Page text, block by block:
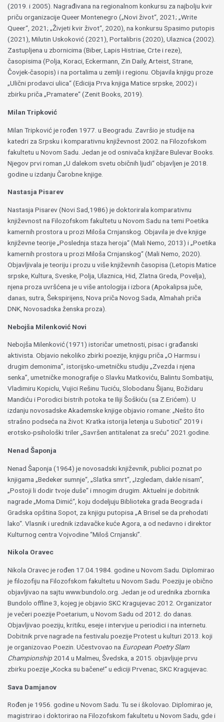
(2019. i 2005). Nagrađivana na regionalnom konkursu za najbolju kvir
priču organizacije Queer Montenegro („Novi život“, 2021; „Write
Queer“, 2021; „Živjeti kvir život“, 2020), na konkursu Spasimo putopis
(2021), Milutin Uskoković (2021), Portalibris (2020), Ulaznica (2002).
Zastupljena u zbornicima (Biber, Lapis Histriae, Crte i reze),
časopisima (Polja, Koraci, Eckermann, Zin Daily, Arteist, Strane,
Čovjek-časopis) i na portalima u zemlji i regionu. Objavila knjigu proze
„Ulični prodavci ulica“ (Edicija Prva knjiga Matice srpske, 2002) i
zbirku priča „Pramatere“ (Zenit Books, 2019).
Milan Tripković
Milan Tripković je rođen 1977. u Beogradu. Završio je studije na
katedri za Srpsku i komparativnu književnost 2002. na Filozofskom
fakultetu u Novom Sadu. Jedan je od osnivača knjižare Bulevar Books.
Njegov prvi roman „U dalekom svetu običnih ljudi“ objavljen je 2018.
godine u izdanju Čarobne knjige.
Nastasja Pisarev
Nastasja Pisarev (Novi Sad,1986) je doktorirala komparativnu
književnost na Filozofskom fakultetu u Novom Sadu na temi Poetika
kamernih prostora u prozi Miloša Crnjanskog. Objavila je dve knjige
književne teorije „Poslednja staza heroja“ (Mali Nemo, 2013) i „Poetika
kamernih prostora u prozi Miloša Crnjanskog“ (Mali Nemo, 2020).
Objavljivala je teoriju i prozu u više književnih časopisa (Letopis Matice
srpske, Kultura, Sveske, Polja, Ulaznica, Hid, Zlatna Greda, Povelja),
njena proza uvršćena je u više antologija i izbora (Apokalipsa juče,
danas, sutra, Šekspirijens, Nova priča Novog Sada, Almahah priča
DNK, Novosadska ženska proza).
Nebojša Milenković Novi
Nebojša Milenković (1971) istoričar umetnosti, pisac i građanski
aktivista. Objavio nekoliko zbirki poezije, knjigu priča „O Harmsu i
drugim demonima’’, istorijsko-umetničku studiju „Zvezda i njena
senka’’, umetničke monografije o Slavku Matkoviću, Balintu Sombatiju,
Vladimiru Kopiclu, Vujici Rešinu Tuciću, Slobodanu Šijanu, Božidaru
Mandiću i Porodici bistrih potoka te Iliji Šoškiću (sa Z.Erićem). U
izdanju novosadske Akademske knjige objavio romane: „Nešto što
strašno podseća na život: Kratka istorija letenja u Subotici’’ 2019 i
erotsko-psihološki triler „Savršen antitalenat za sreću“ 2021.godine.
Nenad Šaponja
Nenad Šaponja (1964) je novosadski književnik, publici poznat po
knjigama „Bedeker sumnje“, „Slatka smrt“, „Izgledam, dakle nisam“,
„Postoji li dodir tvoje duše“ i mnogim drugim. Aktuelni je dobitnik
nagrade „Moma Dimić“, koju dodeljuju Biblioteka grada Beograda i
Gradska opština Sopot, za knjigu putopisa „A Brisel se da prehodati
lako“. Vlasnik i urednik izdavačke kuće Agora, a od nedavno i direktor
Kulturnog centra Vojvodine “Miloš Crnjanski”.
Nikola Oravec
Nikola Oravec je rođen 17.04.1984. godine u Novom Sadu. Diplomirao
je filozofiju na Filozofskom fakultetu u Novom Sadu. Poeziju je obično
objavljivao na sajtu www.bundolo.org. Jedan je od urednika zbornika
Bundolo offline 3, kojeg je objavio SKC Kragujevac 2012. Organizator
je večeri poezije Poetarium, u Novom Sadu od 2012. do danas.
Objavljivao poeziju, kritiku, eseje i intervjue u periodici i na internetu.
Dobitnik prve nagrade na festivalu poezije Protest u kulturi 2013. koji
je organizovao Poezin. Učestvovao na European Poetry Slam
Championship 2014 u Malmeu, Švedska, a 2015. objavljuje prvu
zbirku poezije „Kocka su bačene!“ u ediciji Prvenac, SKC Kragujevac.
Sava Damjanov
Rođen je 1956. godine u Novom Sadu. Tu se i školovao. Diplomirao je,
magistrirao i doktorirao na Filozofskom fakultetu u Novom Sadu, gde i